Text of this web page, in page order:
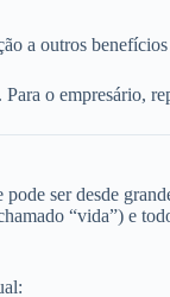
a outros benefícios
o empresário,
ser desde
“vida”) e